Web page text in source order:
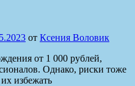
от Ксения Воловик
от 1 000 рублей,
Однако, риски тоже
избежать